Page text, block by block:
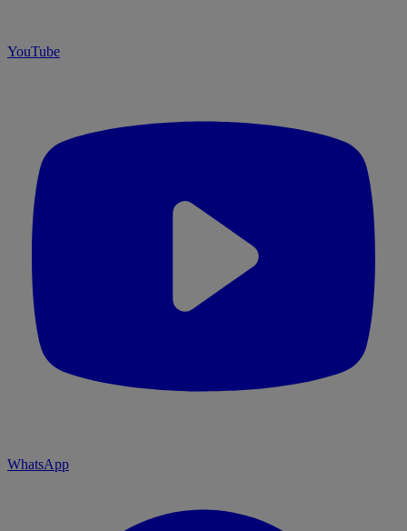
YouTube
WhatsApp